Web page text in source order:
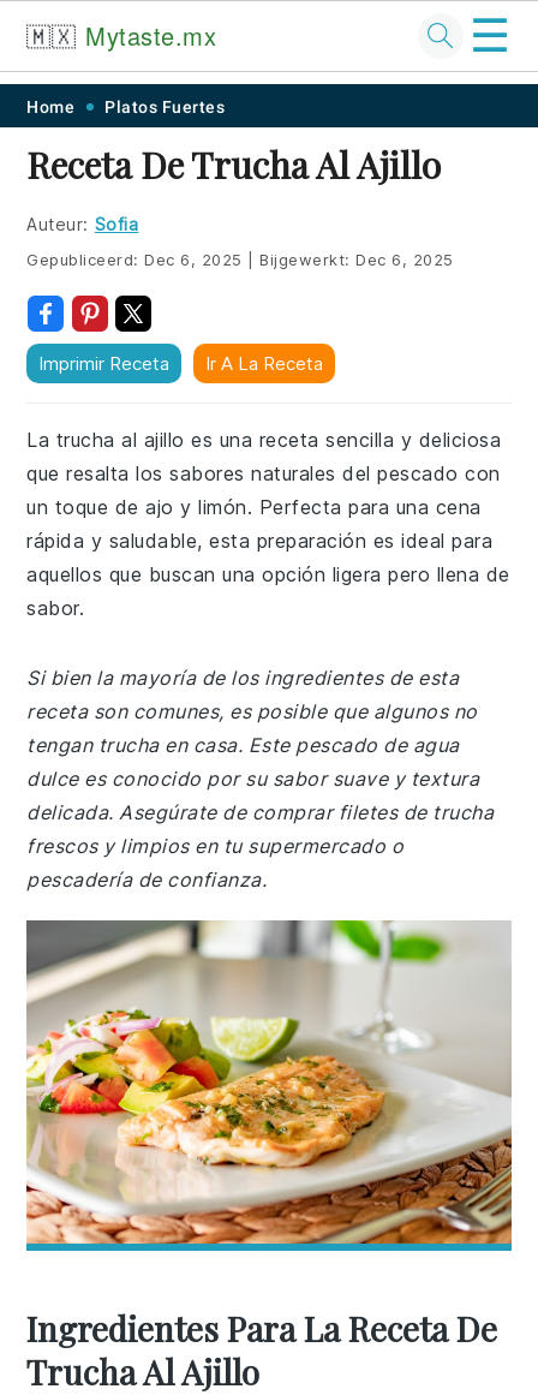
Skip
primary
navigation
Skip
main
content
Skip
primary
sidebar
Skip
footer
🇲🇽 Mytaste.mx ☰
Home Platos Fuertes
Receta De Trucha Al Ajillo
Auteur: Sofia
Gepubliceerd:Dec 6, 2025 Bijgewerkt:Dec 6, 2025
Imprimir Receta Ir A La Receta
La trucha al ajillo es una receta sencilla y deliciosa
que resalta los sabores naturales del pescado con
un toque de ajo y limón. Perfecta para una cena
rápida y saludable, esta preparación es ideal para
aquellos que buscan una opción ligera pero llena de
sabor.
Si bien la mayoría de los ingredientes de esta
receta son comunes, es posible que algunos no
tengan trucha en casa. Este pescado de agua
dulce es conocido por su sabor suave y textura
delicada. Asegúrate de comprar filetes de trucha
frescos y limpios en tu supermercado o
pescadería de confianza.
Ingredientes Para La Receta De
Trucha Al Ajillo